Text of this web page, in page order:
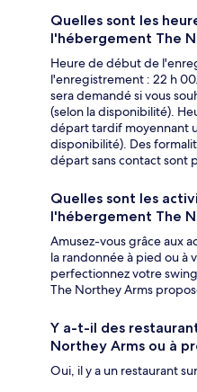
Quelles sont les
l'hébergement The
Heure de début de
l'enregistrement : 22 h
sera demandé si vous
(selon la disponibilité).
départ tardif moyennant
disponibilité). Des
départ sans contact sont
Quelles sont les
l'hébergement The
Amusez-vous grâce aux
la randonnée à pied ou à
perfectionnez votre
The Northey Arms
Y a-t-il des
Northey Arms ou à
Oui, il y a un restaurant